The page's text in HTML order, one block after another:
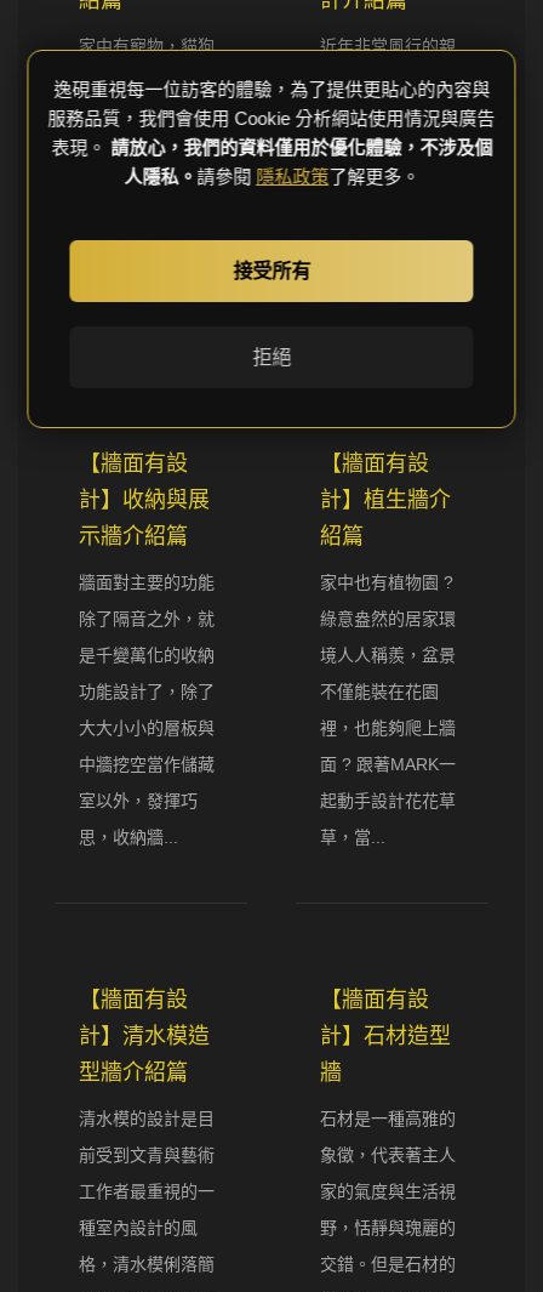
家中有寵物，貓狗
不同調，如何兼具
照顧與提供活動玩
耍的綜合功能，為
家中的寶貝們打造
近年非常風行的親
子房間內的遊樂
牆，結合了攀岩，
吊繩，燈光，布
景，深深吸引了每
也能夠將自己...
【牆面有設
計】收納與展
示牆介紹篇
牆面對主要的功能
除了隔音之外，就
是千變萬化的收納
功能設計了，除了
大大小小的層板與
中牆挖空當作儲藏
室以外，發揮巧
思，收納牆...
【牆面有設
計】植生牆介
紹篇
家中也有植物園 ?
綠意盎然的居家環
境人人稱羨，盆景
不僅能裝在花園
裡，也能夠爬上牆
面 ? 跟著MARK一
起動手設計花花草
草，當...
【牆面有設
計】清水模造
型牆介紹篇
清水模的設計是目
前受到文青與藝術
工作者最重視的一
種室內設計的風
格，清水模俐落簡
【牆面有設
計】石材造型
牆
石材是一種高雅的
象徵，代表著主人
家的氣度與生活視
野，恬靜與瑰麗的
交錯。但是石材的
逸硯重視每一位訪客的體驗，為了提供更貼心的內容與
服務品質，我們會使用 Cookie 分析網站使用情況與廣告
表現。 請放心，我們的資料僅用於優化體驗，不涉及個
人隱私。請參閱 隱私政策了解更多。
接受所有
拒絕